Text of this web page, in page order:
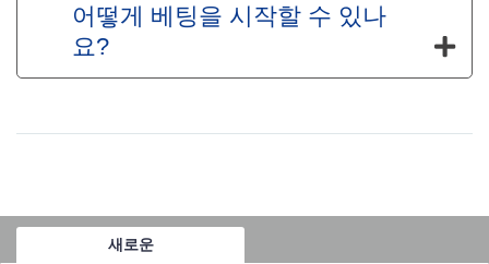
어떻게 베팅을 시작할 수 있나
요?
새로운